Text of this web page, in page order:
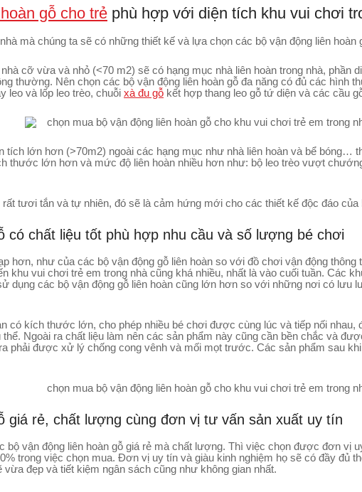
gỗ cho trẻ phù hợp với diện tích khu vui chơi
mà chúng ta sẽ có những thiết kế và lựa chọn các bộ vận động liên hoàn
cỡ vừa và nhỏ (<70 m2) sẽ có hạng mục nhà liên hoàn trong nhà, phần
thường. Nên chọn các bộ vận động liên hoàn gỗ đa năng có đủ các hình
leo và lốp leo trèo, chuỗi xà đu gỗ kết hợp thang leo gỗ tứ diện và các cầu
lớn hơn (>70m2) ngoài các hạng mục như nhà liên hoàn và bể bóng…
thước lớn hơn và mức độ liên hoàn nhiều hơn như: bộ leo trèo vượt
tươi tắn và tự nhiên, đó sẽ là cảm hứng mới cho các thiết kế độc đáo
có chất liệu tốt phù hợp nhu cầu và số lượng bé chơi
hơn, như của các bộ vận động gỗ liên hoàn so với đồ chơi vận động
khu vui chơi trẻ em trong nhà cũng khá nhiều, nhất là vào cuối tuần. Các
dụng các bộ vận động gỗ liên hoàn cũng lớn hơn so với những nơi có
có kích thước lớn, cho phép nhiều bé chơi được cùng lúc và tiếp nối
Ngoài ra chất liệu làm nên các sản phẩm này cũng cần bền chắc và
phải được xử lý chống cong vênh và mối mọt trước. Các sản phẩm sau
giá rẻ, chất lượng cùng đơn vị tư vấn sản xuất uy tín
vận động liên hoàn gỗ giá rẻ mà chất lượng. Thì việc chọn được đơn vị
trong việc chọn mua. Đơn vị uy tín và giàu kinh nghiệm họ sẽ có đầy đủ
đẹp và tiết kiệm ngân sách cũng như không gian nhất.